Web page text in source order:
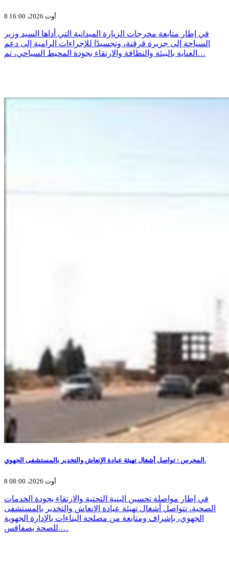
8 أوت 2026، 16:00
في إطار متابعة مخرجات الزيارة الميدانية التي أداها السيد وزير
السياحة إلى جزيرة قرقنة، وتجسيدًا للإجراءات الرامية إلى دعم
العناية بالبيئة والنظافة والارتقاء بجودة المحيط السياحي، تم…
المحرس : تواصل أشغال تهيئة عيادة الإنعاش والتخدير بالمستشفى الجهوي.
8 أوت 2026، 08:00
في إطار مواصلة تحسين البنية التحتية والارتقاء بجودة الخدمات
الصحية، تتواصل أشغال تهيئة عيادة الإنعاش والتخدير بالمستشفى
الجهوي، بإشراف ومتابعة من مصلحة البناءات بالإدارة الجهوية
للصحة بصفاقس.…